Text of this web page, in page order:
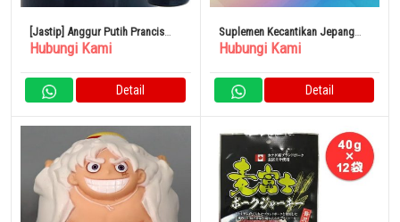
[Jastip] Anggur Putih Prancis
Bouchot Pouilly Fumé Terre
Hubungi Kami
Detail
Suplemen Kecantikan Jepang
NMN Sirtuin 54000
Hubungi Kami
Detail